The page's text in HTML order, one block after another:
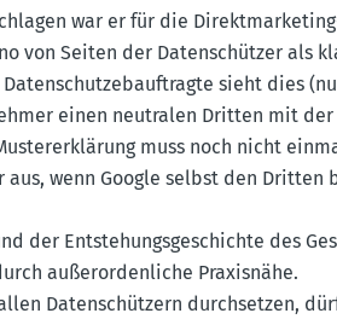
war er für die
von Seiten der Daten­schützer als
sieht dies
einen neutralen Dritten mit
muss noch nicht
wenn Google selbst den
der Entste­hungs­ge­schichte des
außer­or­den­liche Praxisnähe.
Daten­schützern durch­setzen,